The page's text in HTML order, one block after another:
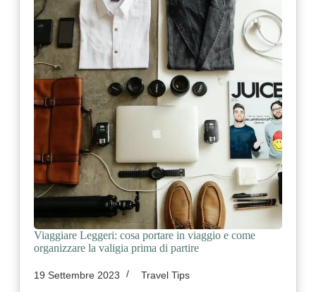
Viaggiare Leggeri: cosa portare in viaggio e come
organizzare la valigia prima di partire
19 Settembre 2023 Travel Tips